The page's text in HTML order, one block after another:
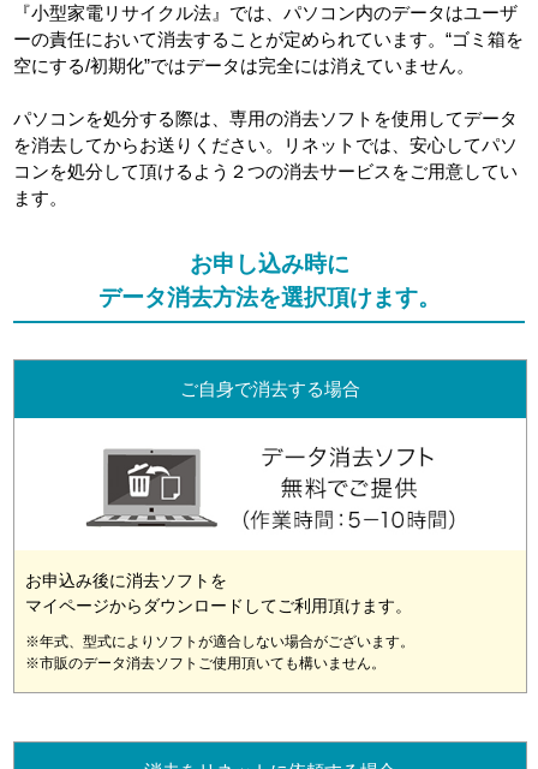
『小型家電リサイクル法』では、パソコン内のデータはユーザ
ーの責任において消去することが定められています。“ゴミ箱を
空にする/初期化”ではデータは完全には消えていません。
パソコンを処分する際は、専用の消去ソフトを使用してデータ
を消去してからお送りください。リネットでは、安心してパソ
コンを処分して頂けるよう２つの消去サービスをご用意してい
ます。
お申し込み時に
データ消去方法を選択頂けます。
ご自身で消去する場合
お申込み後に消去ソフトを
マイページからダウンロードしてご利用頂けます。
※年式、型式によりソフトが適合しない場合がございます。
※市販のデータ消去ソフトご使用頂いても構いません。